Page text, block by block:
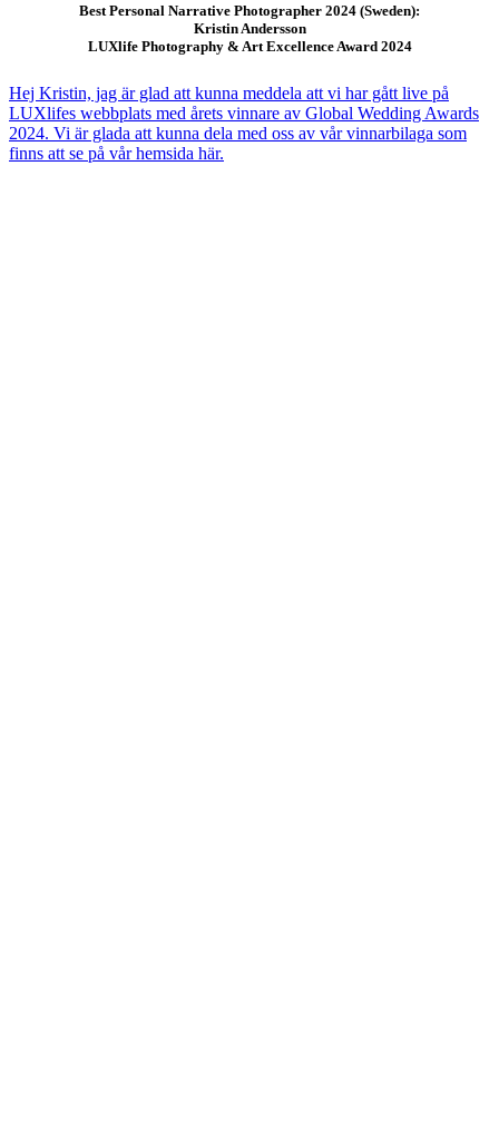
Best Personal Narrative Photographer 2024 (Sweden):
Kristin Andersson
LUXlife Photography & Art Excellence Award 2024
Hej Kristin, jag är glad att kunna meddela att vi har gått live på
LUXlifes webbplats med årets vinnare av Global Wedding Awards
2024. Vi är glada att kunna dela med oss av vår vinnarbilaga som
finns att se på vår hemsida här.